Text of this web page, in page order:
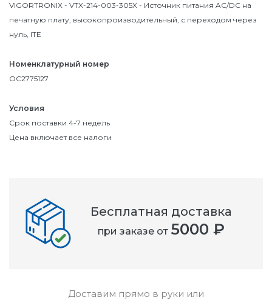
VIGORTRONIX - VTX-214-003-305X - Источник питания AC/DC на
печатную плату, высокопроизводительный, с переходом через
нуль, ITE
Номенклатурный номер
OC2775127
Условия
Срок поставки 4-7 недель
Цена включает все налоги
Бесплатная доставка
при заказе от 5000 ₽
Доставим прямо в руки или